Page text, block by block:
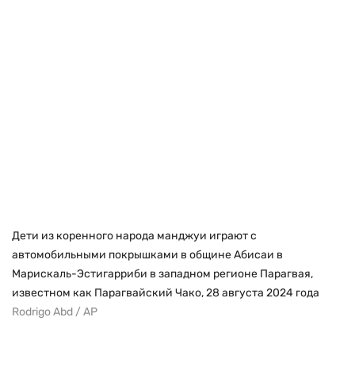
Дети из коренного народа манджуи играют с
автомобильными покрышками в общине Абисаи в
Марискаль-Эстигарриби в западном регионе Парагвая,
известном как Парагвайский Чако, 28 августа 2024 года
Rodrigo Abd / AP